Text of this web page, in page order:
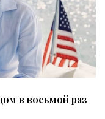
в восьмой раз